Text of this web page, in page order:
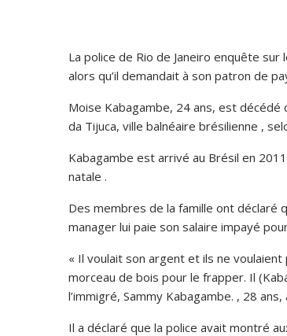
La police de Rio de Janeiro enquête
alors qu’il demandait à son patron de
Moise Kabagambe, 24 ans, est décédé
da Tijuca, ville balnéaire brésilienne ,
Kabagambe est arrivé au Brésil en
natale .
Des membres de la famille ont déclaré
manager lui paie son salaire impayé
« Il voulait son argent et ils ne
morceau de bois pour le frapper. Il
l’immigré, Sammy Kabagambe. , 28 ans,
Il a déclaré que la police avait montré